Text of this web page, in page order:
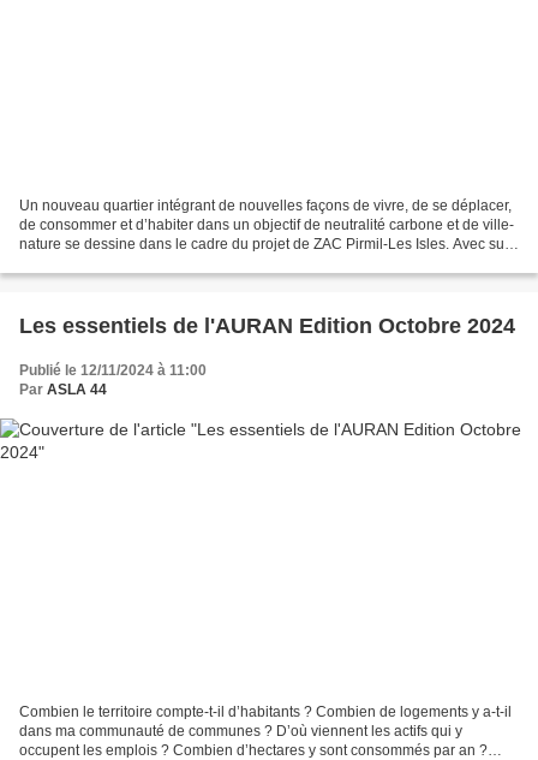
Un nouveau quartier intégrant de nouvelles façons de vivre, de se déplacer,
de consommer et d’habiter dans un objectif de neutralité carbone et de ville-
nature se dessine dans le cadre du projet de ZAC Pirmil-Les Isles. Avec sur
Les essentiels de l'AURAN Edition Octobre 2024
Publié le 12/11/2024 à 11:00
Par ASLA 44
Combien le territoire compte-t-il d’habitants ? Combien de logements y a-t-il
dans ma communauté de communes ? D’où viennent les actifs qui y
occupent les emplois ? Combien d’hectares y sont consommés par an ?